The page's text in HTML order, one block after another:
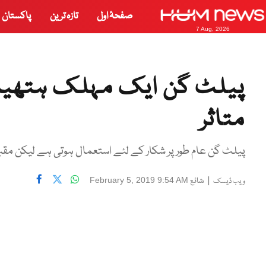
7 Aug, 2026
صفحۂ اول تازہ ترین پاکستان
پیلٹ گن ایک مہلک
متاثر
پیلٹ گن عام طورپر شکار کے لئے استعمال ہوتی ہے لیکن
ویب ڈیسک | شائع February 5, 2019 9:54 AM